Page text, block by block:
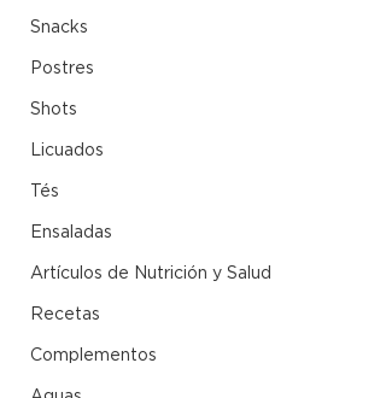
Snacks
Postres
Shots
Licuados
Tés
Ensaladas
Artículos de Nutrición y Salud
Recetas
Complementos